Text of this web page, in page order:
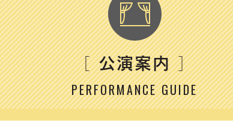
［公演案内］
PERFORMANCE GUIDE